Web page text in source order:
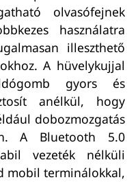
olvasófejnek
használatra
illeszthető
A hüvelykujjal
gyors és
anélkül, hogy
dobozmozgatás
A Bluetooth 5.0
vezeték nélküli
mobil terminálokkal,